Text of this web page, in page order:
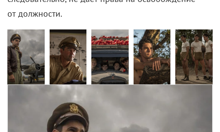
и киноиндустрии за 2018 год, капитал 74-летнего
На втором месте рейтинга разместился режиссер
Стивен Спилбергс 3,7 млрд долларов, на третьем —
телеведущаяОпра Уинфрии ее капитал в 2,8 млрд
долларов. В десятку также вошли экс-
баскетболистМайкл Джордан
Кайли Дженнер